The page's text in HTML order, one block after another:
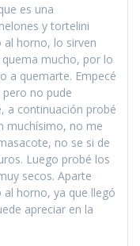
es una
y tortelini
al horno, lo sirven
mucho, por lo
a quemarte. Empecé
no pude
a continuación probé
muchísimo, no me
no se si de
Luego probé los
secos. Aparte
horno, ya que llegó
apreciar en la